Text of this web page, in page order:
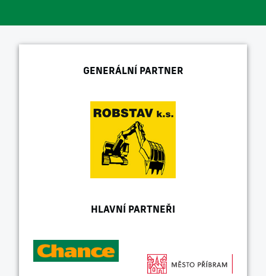
GENERÁLNÍ PARTNER
HLAVNÍ PARTNEŘI